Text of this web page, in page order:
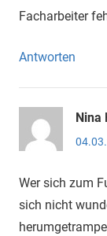
Facharbeiter
Antworten
Nina
Wer sich zum
sich nicht